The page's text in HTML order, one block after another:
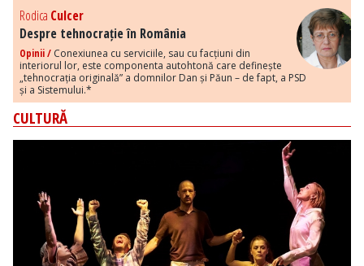
Rodica Culcer
Despre tehnocrație în România
Opinii / Conexiunea cu serviciile, sau cu facțiuni din
interiorul lor, este componenta autohtonă care definește
„tehnocrația originală” a domnilor Dan și Păun – de fapt, a PSD
și a Sistemului.*
CULTURĂ